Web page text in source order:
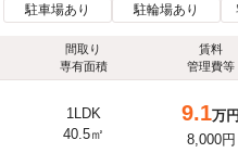
駐車場あり 駐輪場あり
間取り
専有面積
賃料
管理費等
1LDK
40.5㎡
9.1万円
8,000円